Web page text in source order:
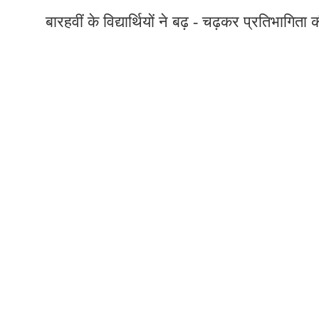
बारहवीं के विद्यार्थियों ने बढ़ - चढ़कर प्रतिभागिता